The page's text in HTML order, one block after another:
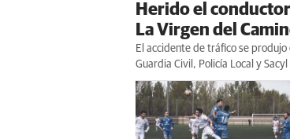
Herido el
La Virgen del
El accidente de tráfico se
Guardia Civil, Policía Local y Sacyl